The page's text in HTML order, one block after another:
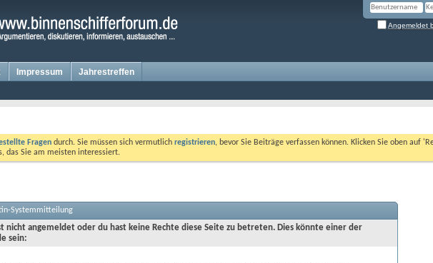
Angemeldet
Impressum Jahrestreffen
Fragen durch. Sie müssen sich vermutlich registrieren, bevor Sie Beiträge verfassen können. Klicken Sie oben auf
das Sie am meisten interessiert.
Systemmitteilung
nicht angemeldet oder du hast keine Rechte diese Seite zu betreten. Dies könnte einer der
sein: